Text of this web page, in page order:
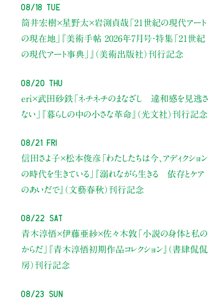
08/18 Tue
筒井宏樹×星野太×岩渕貞哉 「21世紀の現代アート
の現在地」
『美術手帖 2026年7月号・特集「21世紀
の現代アート事典」』（美術出版社）刊行記念
08/20 Thu
eri×武田砂鉄「ネチネチのまなざし 違和感を見逃さ
ない」
『暮らしの中の小さな革命』（光文社）刊行記念
08/21 Fri
信田さよ子×松本俊彦 「わたしたちは今、アディクション
の時代を生きている」
『溺れながら生きる 依存とケア
のあいだで』（文藝春秋）刊行記念
08/22 Sat
青木淳悟×伊藤亜紗×佐々木敦 「小説の身体と私の
からだ」
『青木淳悟初期作品コレクション』（書肆侃侃
房）刊行記念
08/23 Sun